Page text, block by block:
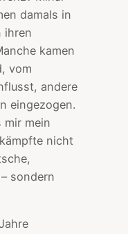
damals in
ihren
kamen
vom
andere
eingezogen.
mir mein
nicht
sondern